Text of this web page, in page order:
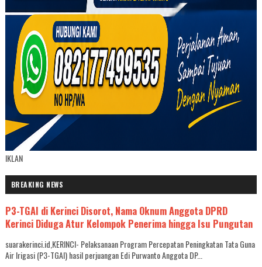
IKLAN
BREAKING NEWS
P3-TGAI di Kerinci Disorot, Nama Oknum Anggota DPRD
Kerinci Diduga Atur Kelompok Penerima hingga Isu Pungutan
suarakerinci.id,KERINCI- Pelaksanaan Program Percepatan Peningkatan Tata Guna
Air Irigasi (P3-TGAI) hasil perjuangan Edi Purwanto Anggota DP...